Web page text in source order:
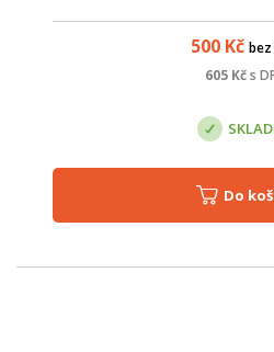
500Kč bez
605 Kčs
Do